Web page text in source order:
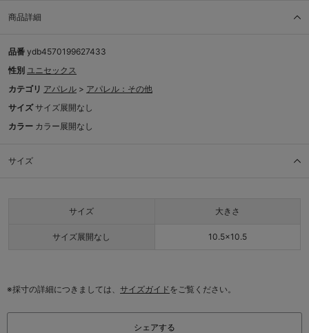
商品詳細
品番 ydb4570199627433
性別 ユニセックス
カテゴリ アパレル > アパレル：その他
サイズ サイズ展開なし
カラー カラー展開なし
サイズ
サイズ 大きさ
サイズ展開なし 10.5×10.5
※採寸の詳細につきましては、 サイズガイドをご覧ください。
シェアする